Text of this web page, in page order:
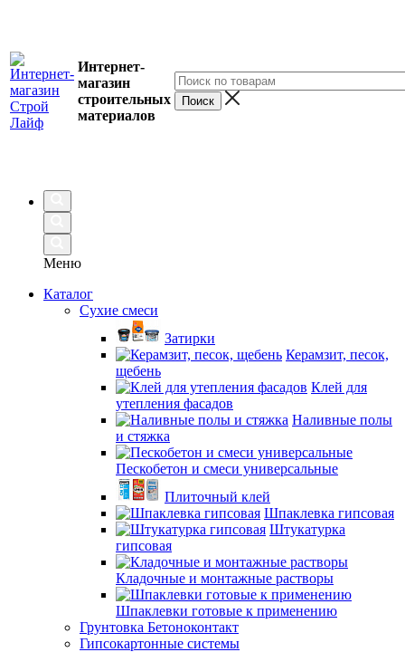
Интернет-
магазин
строительных
материалов
Меню
Каталог
Сухие смеси
Затирки
Керамзит, песок,
щебень
Клей для
утепления фасадов
Наливные полы
и стяжка
Пескобетон и смеси универсальные
Плиточный клей
Шпаклевка гипсовая
Штукатурка
гипсовая
Кладочные и монтажные растворы
Шпаклевки готовые к применению
Грунтовка Бетоноконтакт
Гипсокартонные системы